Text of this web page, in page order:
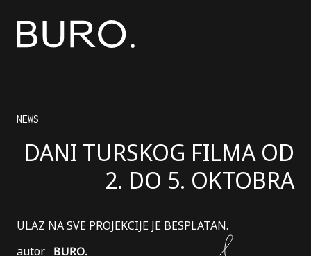
NEWS
DANI TURSKOG FILMA OD
2. DO 5. OKTOBRA
ULAZ NA SVE PROJEKCIJE JE BESPLATAN.
autor BURO.